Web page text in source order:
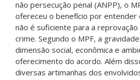
não persecução penal (ANPP), o
ofereceu o benefício por entender
não é suficiente para a
crime. Segundo o MPF, a
dimensão social, econômica e
oferecimento do acordo. Além
diversas artimanhas dos